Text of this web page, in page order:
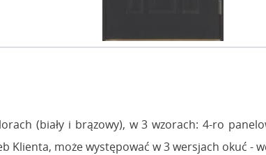
(biały i brązowy), w 3 wzorach: 4-ro
Klienta, może występować w 3 wersjach okuć -